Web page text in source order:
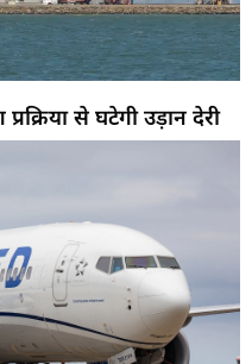
से घटेगी उड़ान देरी